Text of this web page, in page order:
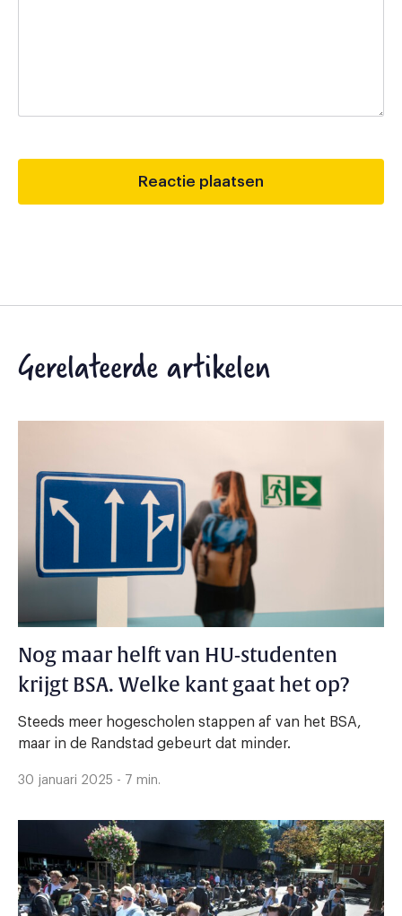
Gerelateerde artikelen
Nog maar helft van HU-studenten
krijgt BSA. Welke kant gaat het op?
Steeds meer hogescholen stappen af van het BSA,
maar in de Randstad gebeurt dat minder.
30 januari 2025 - 7 min.